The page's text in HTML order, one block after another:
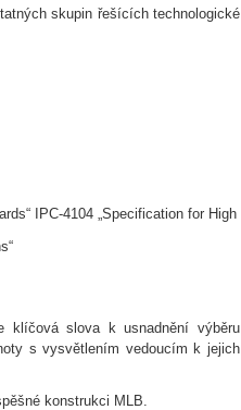
skupin řešících technologické
IPC-4104 „Specification for High
klíčová slova k usnadnění výběru
s vysvětlením vedoucím k jejich
konstrukci MLB.